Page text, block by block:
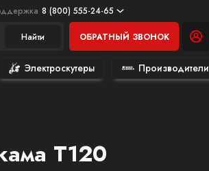
8 (800) 555-24-65
Найти ОБРАТНЫЙ ЗВОНОК
Электроскутеры Производители
Т120